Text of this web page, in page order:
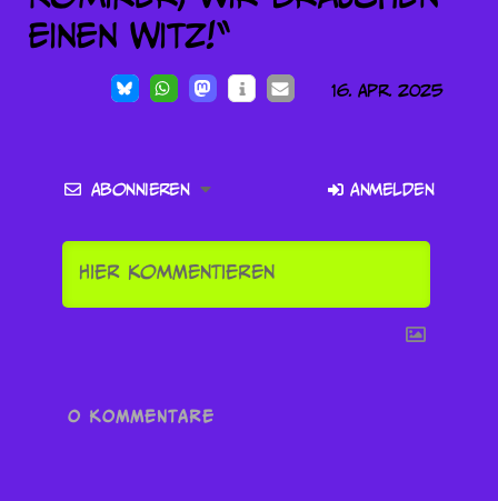
16. Apr. 2025
Abonnieren Anmelden
0 KOMMENTARE